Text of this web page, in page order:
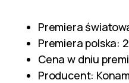
Premiera
Premiera polska:
Cena w dniu
Producent: